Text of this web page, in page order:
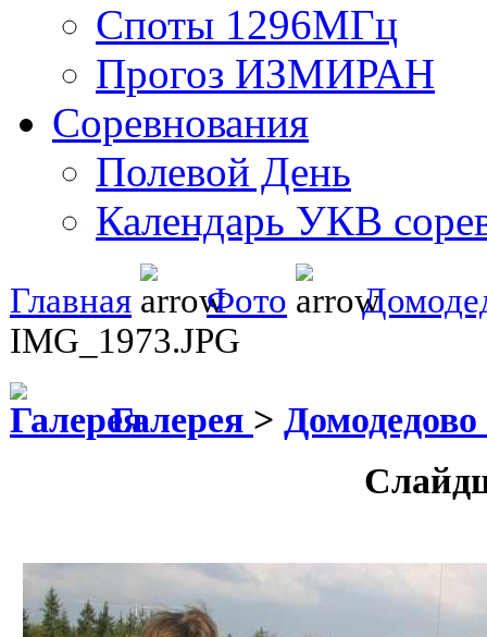
Споты 1296МГц
Прогоз ИЗМИРАН
Соревнования
Полевой День
Календарь УКВ
Главная Фото
IMG_1973.JPG
Галерея >